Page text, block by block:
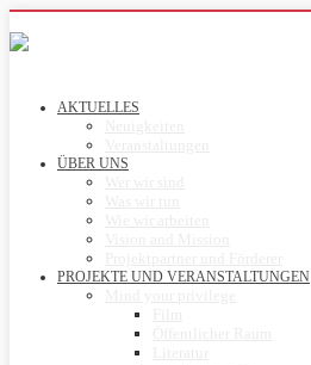
AKTUELLES
ÜBER UNS
PROJEKTE UND VERANSTALTUNGEN